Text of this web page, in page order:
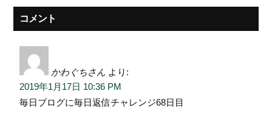
コメント
かわぐちさん より:
2019年1月17日 10:36 PM
毎日ブログに毎日返信チャレンジ68日目